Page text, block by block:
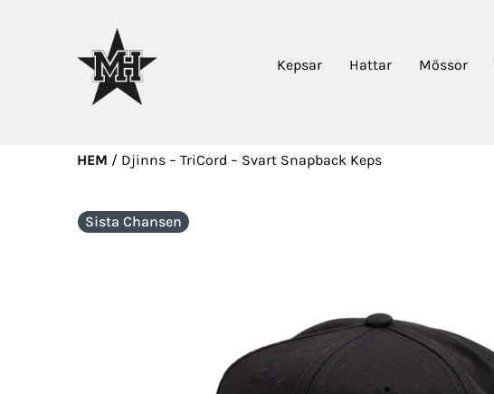
Kepsar Hattar Mössor
HEM / Djinns – TriCord – Svart Snapback Keps
Sista Chansen